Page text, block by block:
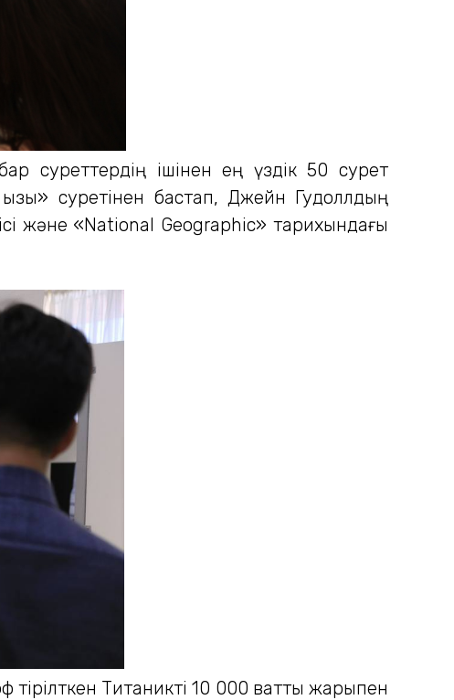
суреттердің ішінен ең үздік 50 сурет
суретінен бастап, Джейн Гудоллдың
және «National Geographic» тарихындағы
Титаникті 10 000 ваттық жарықпен